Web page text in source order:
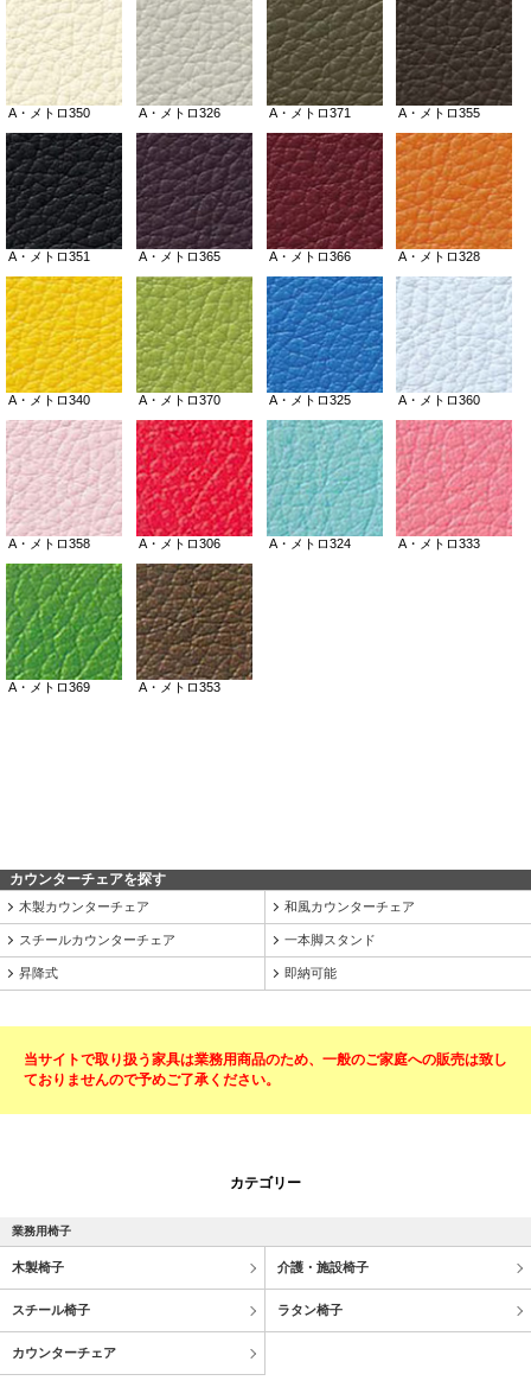
カウンターチェアを探す
木製カウンターチェア 和風カウンターチェア
スチールカウンターチェア 一本脚スタンド
昇降式 即納可能
当サイトで取り扱う家具は業務用商品のため、一般のご家庭への販売は致し
ておりませんので予めご了承ください。
カテゴリー
業務用椅子
木製椅子 介護・施設椅子
スチール椅子 ラタン椅子
カウンターチェア